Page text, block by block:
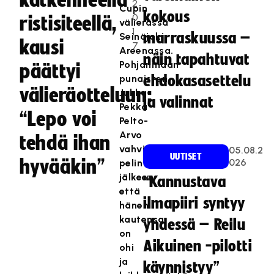
ristisiteellä,
kausi
päättyi
välieräotteluun:
“Lepo voi
tehdä ihan
hyvääkin”
2
0
1
7
Cupin
välierässä
Seinäjoki
Areenassa.
Pohjanmaan
punaisten
Jukka-
Pekka
Pelto-
Arvo
vahvisti
pelin
jälkeen,
että
hänen
kautensa
on
ohi
ja
kokous
marraskuussa –
näin tapahtuvat
ehdokasasettelu
ja valinnat
UUTISET
05.08.2
026
“Kannustava
ilmapiiri syntyy
yhdessä – Reilu
Aikuinen -pilotti
käynnistyy”